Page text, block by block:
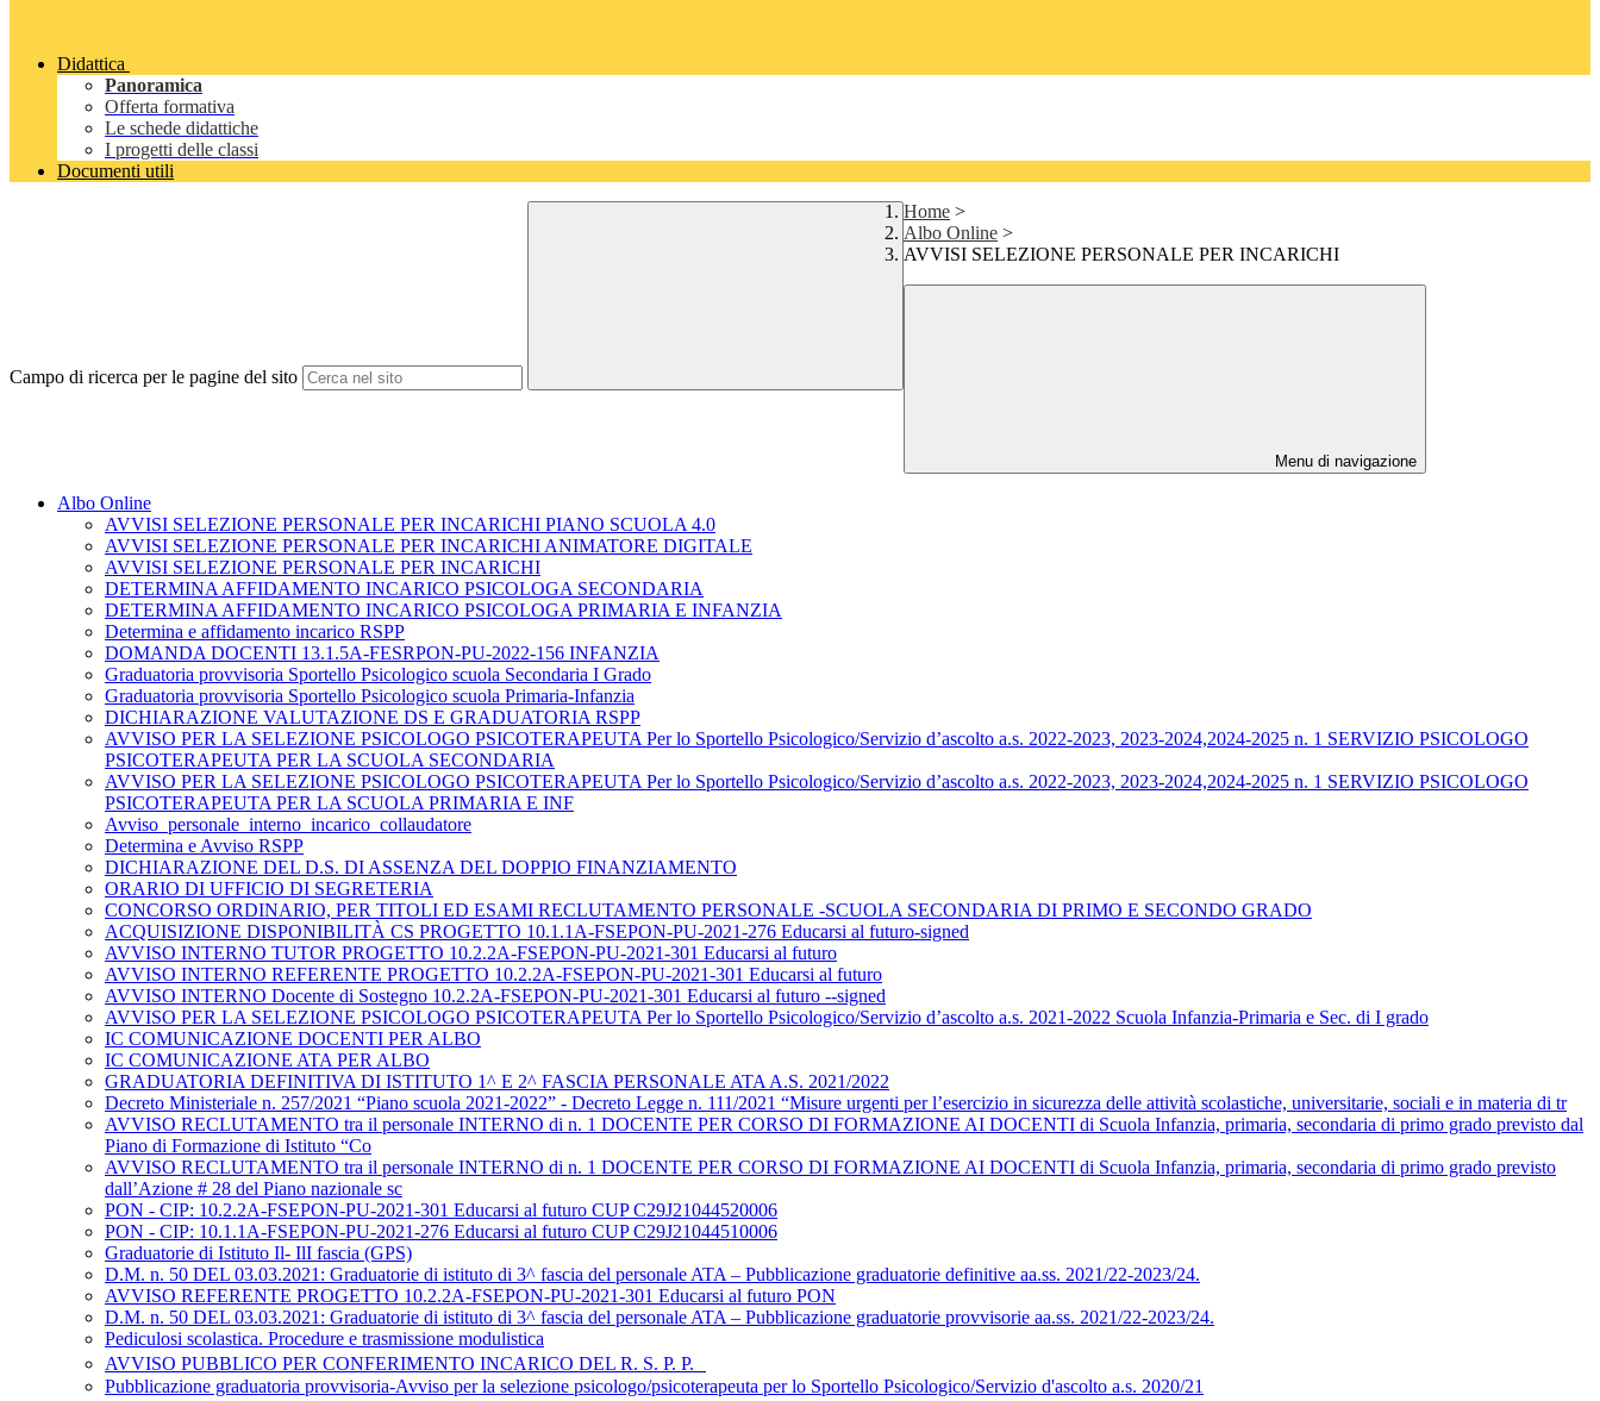
Didattica
Panoramica
Offerta formativa
Le schede didattiche
I progetti delle classi
Documenti utili
Campo di ricerca per le pagine del sito
Home >
Albo Online >
AVVISI SELEZIONE PERSONALE PER INCARICHI
Menu di navigazione
Albo Online
AVVISI SELEZIONE PERSONALE PER INCARICHI PIANO SCUOLA 4.0
AVVISI SELEZIONE PERSONALE PER INCARICHI ANIMATORE DIGITALE
AVVISI SELEZIONE PERSONALE PER INCARICHI
DETERMINA AFFIDAMENTO INCARICO PSICOLOGA SECONDARIA
DETERMINA AFFIDAMENTO INCARICO PSICOLOGA PRIMARIA E INFANZIA
Determina e affidamento incarico RSPP
DOMANDA DOCENTI 13.1.5A-FESRPON-PU-2022-156 INFANZIA
Graduatoria provvisoria Sportello Psicologico scuola Secondaria I Grado
Graduatoria provvisoria Sportello Psicologico scuola Primaria-Infanzia
DICHIARAZIONE VALUTAZIONE DS E GRADUATORIA RSPP
AVVISO PER LA SELEZIONE PSICOLOGO PSICOTERAPEUTA Per lo Sportello Psicologico/Servizio d’ascolto a.s. 2022-2023, 2023-2024,2024-2025 n. 1 SERVIZIO PSICOLOGO
PSICOTERAPEUTA PER LA SCUOLA SECONDARIA
AVVISO PER LA SELEZIONE PSICOLOGO PSICOTERAPEUTA Per lo Sportello Psicologico/Servizio d’ascolto a.s. 2022-2023, 2023-2024,2024-2025 n. 1 SERVIZIO PSICOLOGO
PSICOTERAPEUTA PER LA SCUOLA PRIMARIA E INF
Avviso_personale_interno_incarico_collaudatore
Determina e Avviso RSPP
DICHIARAZIONE DEL D.S. DI ASSENZA DEL DOPPIO FINANZIAMENTO
ORARIO DI UFFICIO DI SEGRETERIA
CONCORSO ORDINARIO, PER TITOLI ED ESAMI RECLUTAMENTO PERSONALE -SCUOLA SECONDARIA DI PRIMO E SECONDO GRADO
ACQUISIZIONE DISPONIBILITÀ CS PROGETTO 10.1.1A-FSEPON-PU-2021-276 Educarsi al futuro-signed
AVVISO INTERNO TUTOR PROGETTO 10.2.2A-FSEPON-PU-2021-301 Educarsi al futuro
AVVISO INTERNO REFERENTE PROGETTO 10.2.2A-FSEPON-PU-2021-301 Educarsi al futuro
AVVISO INTERNO Docente di Sostegno 10.2.2A-FSEPON-PU-2021-301 Educarsi al futuro --signed
AVVISO PER LA SELEZIONE PSICOLOGO PSICOTERAPEUTA Per lo Sportello Psicologico/Servizio d’ascolto a.s. 2021-2022 Scuola Infanzia-Primaria e Sec. di I grado
IC COMUNICAZIONE DOCENTI PER ALBO
IC COMUNICAZIONE ATA PER ALBO
GRADUATORIA DEFINITIVA DI ISTITUTO 1^ E 2^ FASCIA PERSONALE ATA A.S. 2021/2022
Decreto Ministeriale n. 257/2021 “Piano scuola 2021-2022” - Decreto Legge n. 111/2021 “Misure urgenti per l’esercizio in sicurezza delle attività scolastiche, universitarie, sociali e in materia di tr
AVVISO RECLUTAMENTO tra il personale INTERNO di n. 1 DOCENTE PER CORSO DI FORMAZIONE AI DOCENTI di Scuola Infanzia, primaria, secondaria di primo grado previsto dal
Piano di Formazione di Istituto “Co
AVVISO RECLUTAMENTO tra il personale INTERNO di n. 1 DOCENTE PER CORSO DI FORMAZIONE AI DOCENTI di Scuola Infanzia, primaria, secondaria di primo grado previsto
dall’Azione # 28 del Piano nazionale sc
PON - CIP: 10.2.2A-FSEPON-PU-2021-301 Educarsi al futuro CUP C29J21044520006
PON - CIP: 10.1.1A-FSEPON-PU-2021-276 Educarsi al futuro CUP C29J21044510006
Graduatorie di Istituto Il- IlI fascia (GPS)
D.M. n. 50 DEL 03.03.2021: Graduatorie di istituto di 3^ fascia del personale ATA – Pubblicazione graduatorie definitive aa.ss. 2021/22-2023/24.
AVVISO REFERENTE PROGETTO 10.2.2A-FSEPON-PU-2021-301 Educarsi al futuro PON
D.M. n. 50 DEL 03.03.2021: Graduatorie di istituto di 3^ fascia del personale ATA – Pubblicazione graduatorie provvisorie aa.ss. 2021/22-2023/24.
Pediculosi scolastica. Procedure e trasmissione modulistica
AVVISO PUBBLICO PER CONFERIMENTO INCARICO DEL R. S. P. P.
Pubblicazione graduatoria provvisoria-Avviso per la selezione psicologo/psicoterapeuta per lo Sportello Psicologico/Servizio d'ascolto a.s. 2020/21